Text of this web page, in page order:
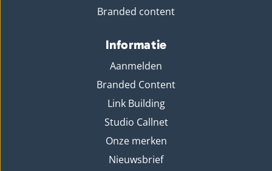
Branded content
Informatie
Aanmelden
Branded Content
Link Building
Studio Callnet
Onze merken
Nieuwsbrief